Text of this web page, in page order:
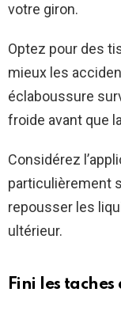
votre giron.
Optez pour des
mieux les
éclaboussure
froide avant que
Considérez
particulièrement
repousser les
ultérieur.
Fini les